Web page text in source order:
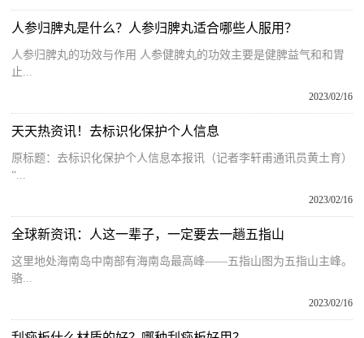
人参归脾丸是什么？人参归脾丸适合哪些人服用？
人参归脾丸的功效与作用 人参健脾丸的功效主要是健脾益气和和胃
止...
2023/02/16
天天热资讯！去标识化保护个人信息
原标题：去标识化保护个人信息本报讯（记者李轩甫通讯员黄土育）
“...
2023/02/16
全球新资讯：人这一辈子，一定要去一趟五指山
这里地处海南岛中南部有海南岛最高峰——五指山图为五指山主峰。
骆...
2023/02/16